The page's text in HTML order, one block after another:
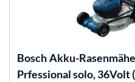
BoschAkku-
Prfessional solo, 36Volt